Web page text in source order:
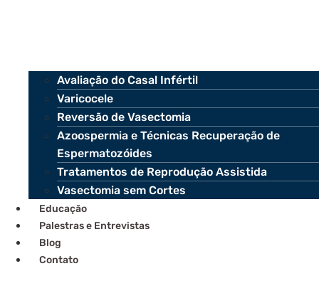
Avaliação do Casal Infértil
Varicocele
Reversão de Vasectomia
Azoospermia e Técnicas Recuperação de
Espermatozóides
Tratamentos de Reprodução Assistida
Vasectomia sem Cortes
Educação
Palestras e Entrevistas
Blog
Contato